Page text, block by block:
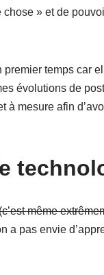
» et de
temps car
évolutions de
à mesure afin
même
a pas envie